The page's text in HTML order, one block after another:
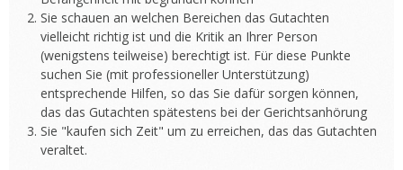
Sie schauen an welchen Bereichen das Gutachten
vielleicht richtig ist und die Kritik an Ihrer Person
(wenigstens teilweise) berechtigt ist. Für diese Punkte
suchen Sie (mit professioneller Unterstützung)
entsprechende Hilfen, so das Sie dafür sorgen können,
das das Gutachten spätestens bei der Gerichtsanhörung
Sie "kaufen sich Zeit" um zu erreichen, das das Gutachten
veraltet.